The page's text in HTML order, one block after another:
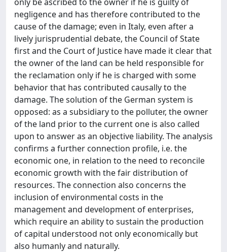
negligence and has therefore contributed to the
cause of the damage; even in Italy, even after a
lively jurisprudential debate, the Council of State
first and the Court of Justice have made it clear that
the owner of the land can be held responsible for
the reclamation only if he is charged with some
behavior that has contributed causally to the
damage. The solution of the German system is
opposed: as a subsidiary to the polluter, the owner
of the land prior to the current one is also called
upon to answer as an objective liability. The analysis
confirms a further connection profile, i.e. the
economic one, in relation to the need to reconcile
economic growth with the fair distribution of
resources. The connection also concerns the
inclusion of environmental costs in the
management and development of enterprises,
which require an ability to sustain the production
of capital understood not only economically but
also humanly and naturally.